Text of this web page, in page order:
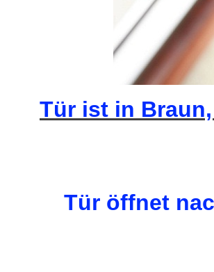
Tür ist in
Tür öffnet